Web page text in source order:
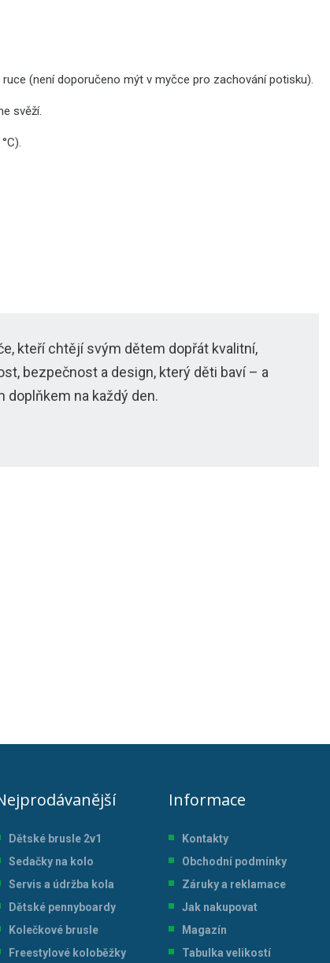
(není doporučeno mýt v myčce pro zachování potisku).
svěží.
kteří chtějí svým dětem dopřát kvalitní,
bezpečnost a design, který děti baví – a
na každý den.
Dětské brusle 2v1
Sedačky na kolo
Servis a údržba kola
Dětské pennyboardy
Kolečkové brusle
Freestylové koloběžky
Informace
Kontakty
Obchodní podmínky
Záruky a reklamace
Jak nakupovat
Magazín
Tabulka velikostí